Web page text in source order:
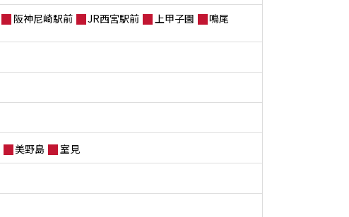
阪神尼崎駅前 JR西宮駅前 上甲子園
鳴尾
美野島 室見